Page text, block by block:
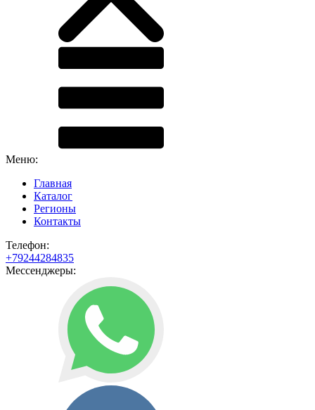
Меню:
Главная
Каталог
Регионы
Контакты
Телефон:
+79244284835
Мессенджеры: